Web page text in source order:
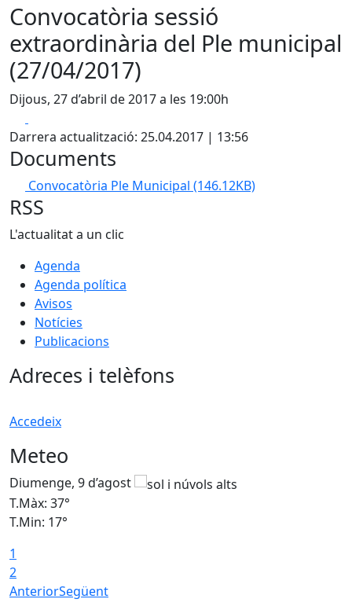
Convocatòria sessió
extraordinària del Ple municipal
(27/04/2017)
Dijous, 27 d’abril de 2017 a les 19:00h
Darrera actualització: 25.04.2017 | 13:56
Documents
Convocatòria Ple Municipal (146.12KB)
RSS
L'actualitat a un clic
Agenda
Agenda política
Avisos
Notícies
Publicacions
Adreces i telèfons
Accedeix
Meteo
Diumenge, 9 d’agost
T.Màx: 37°
T.Min: 17°
1
2
AnteriorSegüent